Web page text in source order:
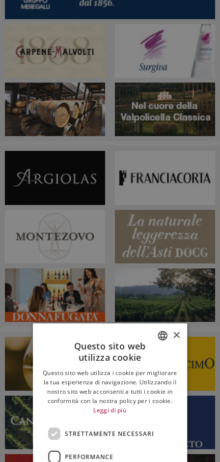
ENGLISH
×
Questo sito web
utilizza cookie
Questo sito web utilizza i cookie per migliorare
la tua esperienza di navigazione. Utilizzando il
nostro sito web acconsenti a tutti i cookie in
conformità con la nostra policy per i cookie.
Leggi di più
STRETTAMENTE NECESSARI
PERFORMANCE